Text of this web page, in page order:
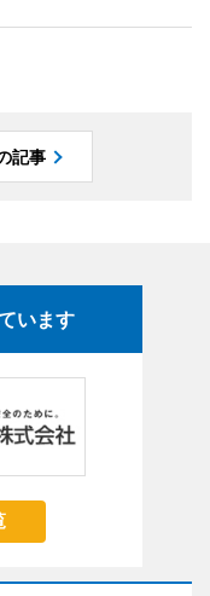
記事
います